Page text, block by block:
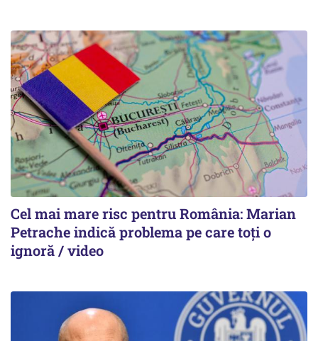
Cel mai mare risc pentru România: Marian
Petrache indică problema pe care toți o
ignoră / video